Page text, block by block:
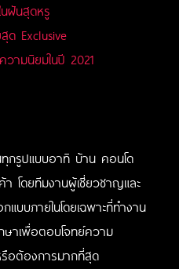
นฝันสุดหรู
ด Exclusive
ามนิยมในปี 2021
ทุกรูปแบบอาทิ บ้าน คอนโด
โดยทีมงานผู้เชี่ยวชาญและ
บบภายในโดยเฉพาะที่ทำงาน
าเพื่อตอบโจทย์ความ
อต้องการมากที่สุด